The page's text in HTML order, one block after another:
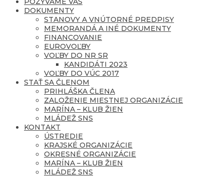
DOKUMENTY
STANOVY A VNÚTORNÉ PREDPISY
MEMORANDÁ A INÉ DOKUMENTY
FINANCOVANIE
EUROVOĽBY
VOĽBY DO NR SR
KANDIDÁTI 2023
VOĽBY DO VÚC 2017
STAŤ SA ČLENOM
PRIHLÁŠKA ČLENA
ZALOŽENIE MIESTNEJ ORGANIZÁCIE
MARÍNA – KLUB ŽIEN
MLÁDEŽ SNS
KONTAKT
ÚSTREDIE
KRAJSKÉ ORGANIZÁCIE
OKRESNÉ ORGANIZÁCIE
MARÍNA – KLUB ŽIEN
MLÁDEŽ SNS